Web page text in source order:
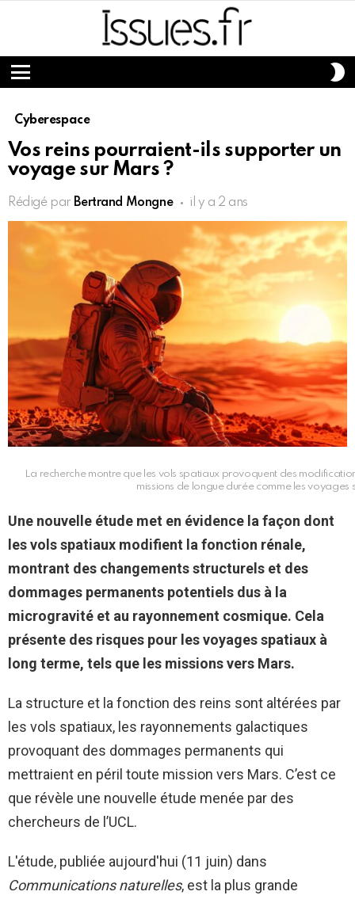
Menu
Cyberespace
Vos reins pourraient-ils supporter un
voyage sur Mars ?
Rédigé par Bertrand Mongne il y a 2 ans
La recherche montre que les vols spatiaux provoquent des
missions de longue durée comme les voyages
Une nouvelle étude met en évidence la façon dont
les vols spatiaux modifient la fonction rénale,
montrant des changements structurels et des
dommages permanents potentiels dus à la
microgravité et au rayonnement cosmique. Cela
présente des risques pour les voyages spatiaux à
long terme, tels que les missions vers Mars.
La structure et la fonction des reins sont altérées par
les vols spatiaux, les rayonnements galactiques
provoquant des dommages permanents qui
mettraient en péril toute mission vers Mars. C’est ce
que révèle une nouvelle étude menée par des
chercheurs de l’UCL.
L'étude, publiée aujourd'hui (11 juin) dans
Communications naturelles, est la plus grande